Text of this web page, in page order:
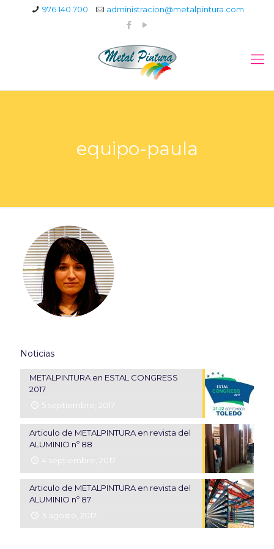
976 140 700 administracion@metalpintura.com
equipo-paula
Noticias
METALPINTURA en ESTAL CONGRESS
2017
5 septiembre, 2017
Articulo de METALPINTURA en revista del
ALUMINIO nº 88
4 septiembre, 2017
Articulo de METALPINTURA en revista del
ALUMINIO nº 87
3 agosto, 2017